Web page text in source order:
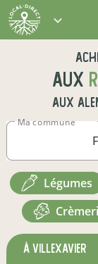
aux
aux
Ma commune
légumes
à Villexavier